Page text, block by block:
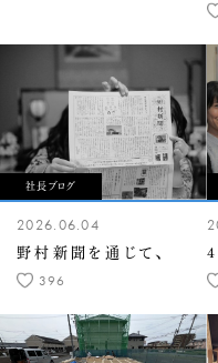
社長ブログ
2026.06.04
野村新聞を通じて、
396
4